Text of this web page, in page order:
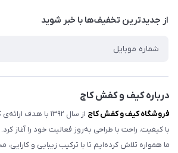
کیف زنانه
مدلهای تک سایز و حراجی
راهنمای سفارش
تماس با ما
از جدید‌ترین تخفیف‌ها با‌ خبر شوید
درباره کیف و کفش کاج
فروشگاه کیف و کفش کاج
از سال ۱۳۹۲ با
با کیفیت، راحت با طراحی به‌روز فعالیت خود را آغاز کرد.
ما همواره تلاش کرده‌ایم تا با ترکیب زیبایی و